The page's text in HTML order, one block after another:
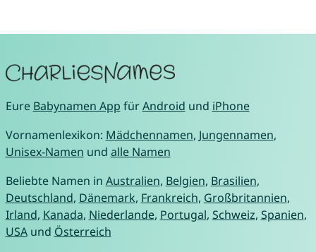
Eure Babynamen App fürAndroid und iPhone
Vornamenlexikon: Mädchennamen, Jungennamen,
Unisex-Namen und alle Namen
Beliebte Namen in Australien, Belgien, Brasilien,
Deutschland, Dänemark, Frankreich, Großbritannien,
Irland, Kanada, Niederlande, Portugal, Schweiz, Spanien,
USAund Österreich